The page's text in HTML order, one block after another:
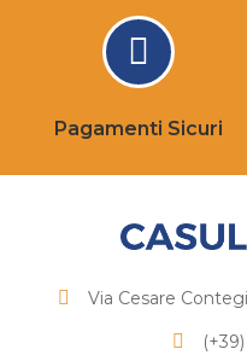
Pagamenti Sicuri
Via Cesare